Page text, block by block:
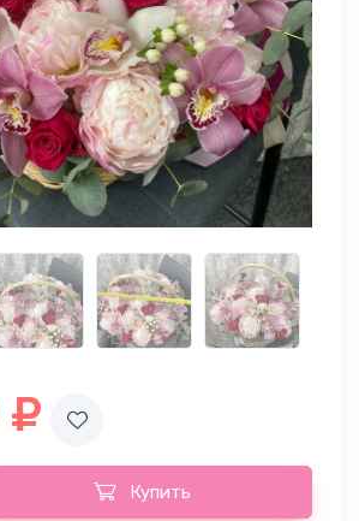
Купить